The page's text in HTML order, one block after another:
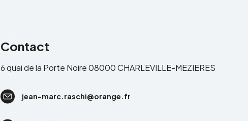
Contact
6 quai de la Porte Noire 08000 CHARLEVILLE-MEZIERES
jean-marc.raschi@orange.fr